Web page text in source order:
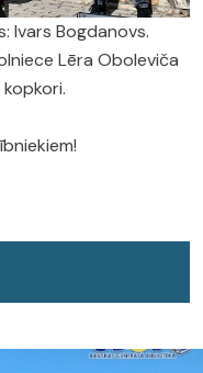
Ivars Bogdanovs.
Lēra Oboleviča